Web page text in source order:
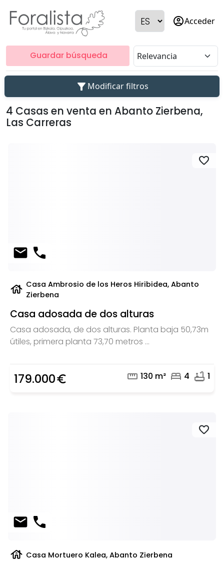
account_circleAcceder
Guardar búsqueda
filter_alt Modificar filtros
4 Casas en venta en Abanto Zierbena,
Las Carreras
favorite
mail phone
house Casa Ambrosio de los Heros Hiribidea, Abanto
Zierbena
Casa adosada de dos alturas
Casa adosada, de dos alturas. Planta baja 50,73m
útiles, primera planta 73,70 metros ...
179.000euro_symbol straighten 130 m² bed 4 bathtub 1
favorite
mail phone
house Casa Mortuero Kalea, Abanto Zierbena